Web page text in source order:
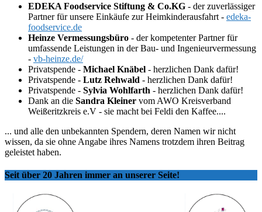
EDEKA Foodservice Stiftung & Co.KG - der zuverlässiger
Partner für unsere Einkäufe zur Heimkinderausfahrt - edeka-
foodservice.de
Heinze Vermessungsbüro - der kompetenter Partner für
umfassende Leistungen in der Bau- und Ingenieurvermessung
- vb-heinze.de/
Privatspende - Michael Knäbel - herzlichen Dank dafür!
Privatspende - Lutz Rehwald - herzlichen Dank dafür!
Privatspende - Sylvia Wohlfarth - herzlichen Dank dafür!
Dank an die Sandra Kleiner vom AWO Kreisverband
Weißeritzkreis e.V - sie macht bei Feldi den Kaffee....
... und alle den unbekannten Spendern, deren Namen wir nicht
wissen, da sie ohne Angabe ihres Namens trotzdem ihren Beitrag
geleistet haben.
Seit über 20 Jahren immer an unserer Seite!